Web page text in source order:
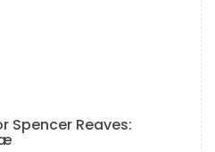
Spencer Reaves: